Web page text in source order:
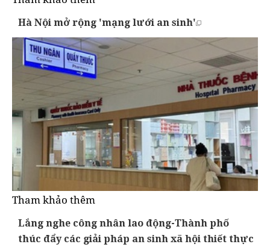
Hà Nội mở rộng 'mạng lưới an sinh'
Tham khảo thêm
Lắng nghe công nhân lao động-Thành phố
thúc đẩy các giải pháp an sinh xã hội thiết thực